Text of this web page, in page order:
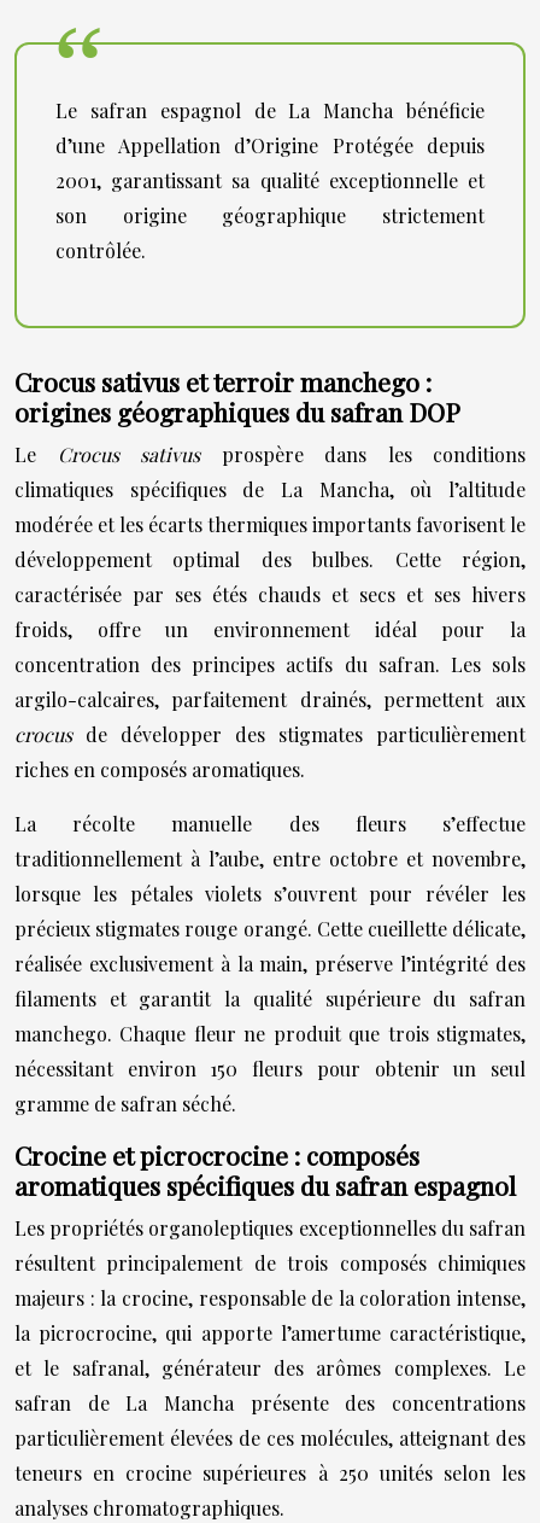
Le safran espagnol de La Mancha bénéficie
d’une Appellation d’Origine Protégée depuis
2001, garantissant sa qualité exceptionnelle et
son origine géographique strictement
contrôlée.
Crocus sativus et terroir manchego :
origines géographiques du safran DOP
Le Crocus sativus prospère dans les conditions
climatiques spécifiques de La Mancha, où l’altitude
modérée et les écarts thermiques importants favorisent le
développement optimal des bulbes. Cette région,
caractérisée par ses étés chauds et secs et ses hivers
froids, offre un environnement idéal pour la
concentration des principes actifs du safran. Les sols
argilo-calcaires, parfaitement drainés, permettent aux
crocus de développer des stigmates particulièrement
riches en composés aromatiques.
La récolte manuelle des fleurs s’effectue
traditionnellement à l’aube, entre octobre et novembre,
lorsque les pétales violets s’ouvrent pour révéler les
précieux stigmates rouge orangé. Cette cueillette délicate,
réalisée exclusivement à la main, préserve l’intégrité des
filaments et garantit la qualité supérieure du safran
manchego. Chaque fleur ne produit que trois stigmates,
nécessitant environ 150 fleurs pour obtenir un seul
gramme de safran séché.
Crocine et picrocrocine : composés
aromatiques spécifiques du safran espagnol
Les propriétés organoleptiques exceptionnelles du safran
résultent principalement de trois composés chimiques
majeurs : la crocine, responsable de la coloration intense,
la picrocrocine, qui apporte l’amertume caractéristique,
et le safranal, générateur des arômes complexes. Le
safran de La Mancha présente des concentrations
particulièrement élevées de ces molécules, atteignant des
teneurs en crocine supérieures à 250 unités selon les
analyses chromatographiques.